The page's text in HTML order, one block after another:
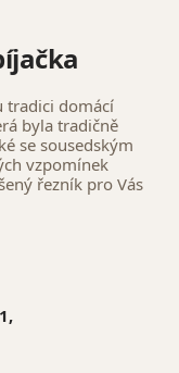
tradici domácí
byla tradičně
se sousedským
vzpomínek
řezník pro Vás